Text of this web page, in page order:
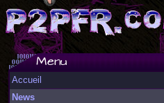
Menu
Accueil
News